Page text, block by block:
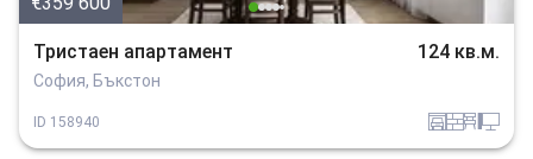
Тристаен апартамент 124 кв.м.
София, Бъкстон
ID 158940 garajtuhlaobzavejdne_4 tehnika